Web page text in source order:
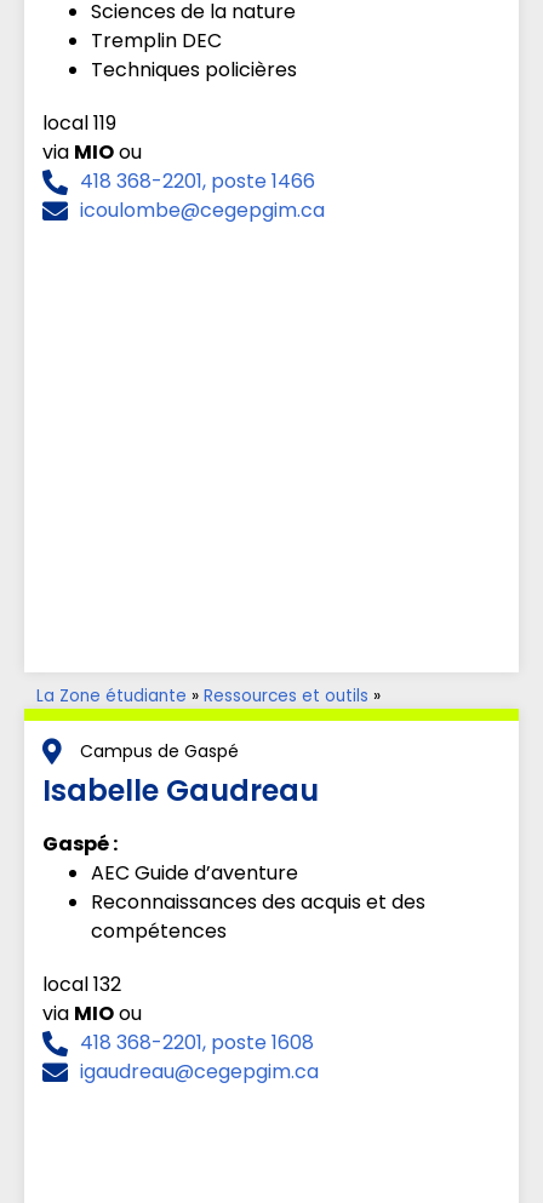
Sciences de la nature
Tremplin DEC
Techniques policières
local 119
via MIOou
418 368-2201, poste 1466
icoulombe@cegepgim.ca
La Zone étudiante » Ressources et outils »
Accompagnement aux apprentissages»Parents aux
étudesCampus de Gaspé
Isabelle Gaudreau
Gaspé :
AEC Guide d’aventure
Reconnaissances des acquis et des
compétences
local 132
via MIOou
418 368-2201, poste 1608
igaudreau@cegepgim.ca